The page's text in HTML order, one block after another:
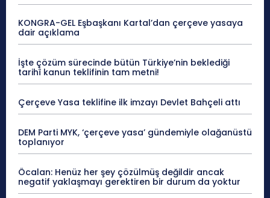
KONGRA-GEL Eşbaşkanı Kartal’dan çerçeve yasaya
dair açıklama
İşte çözüm sürecinde bütün Türkiye’nin beklediği
tarihî kanun teklifinin tam metni!
Çerçeve Yasa teklifine ilk imzayı Devlet Bahçeli attı
DEM Parti MYK, ‘çerçeve yasa’ gündemiyle olağanüstü
toplanıyor
Öcalan: Henüz her şey çözülmüş değildir ancak
negatif yaklaşmayı gerektiren bir durum da yoktur